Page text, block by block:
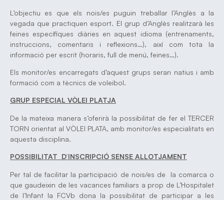
L’objectiu es que els nois/es puguin treballar l’Anglès a la
vegada que practiquen esport. El grup d’Anglès realitzarà les
feines específiques diàries en aquest idioma (entrenaments,
instruccions, comentaris i reflexions…), així com tota la
informació per escrit (horaris, full de menú, feines…).
Els monitor/es encarregats d’aquest grups seran natius i amb
formació com a tècnics de voleibol.
GRUP ESPECIAL VÒLEI PLATJA
De la mateixa manera s’oferirà la possibilitat de fer el TERCER
TORN orientat al VÒLEI PLATA, amb monitor/es especialitats en
aquesta disciplina.
POSSIBILITAT D’INSCRIPCIÓ SENSE ALLOTJAMENT
Per tal de facilitar la participació de nois/es de la comarca o
que gaudeixin de les vacances familiars a prop de L’Hospitalet
de l’Infant la FCVb dona la possibilitat de participar a les